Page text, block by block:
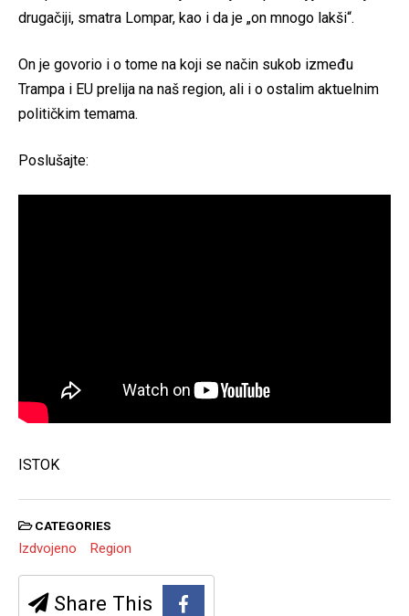
drugačiji, smatra Lompar, kao i da je „on mnogo lakši“.
On je govorio i o tome na koji se način sukob između
Trampa i EU prelija na naš region, ali i o ostalim aktuelnim
političkim temama.
Poslušajte:
ISTOK
CATEGORIES
Izdvojeno Region
Share This